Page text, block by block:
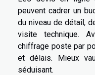
peuvent cadrer un
du niveau de détail,
visite technique.
chiffrage poste par
et délais. Mieux
séduisant.